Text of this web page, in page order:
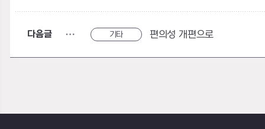
다음글 기타 편의성 개편으로